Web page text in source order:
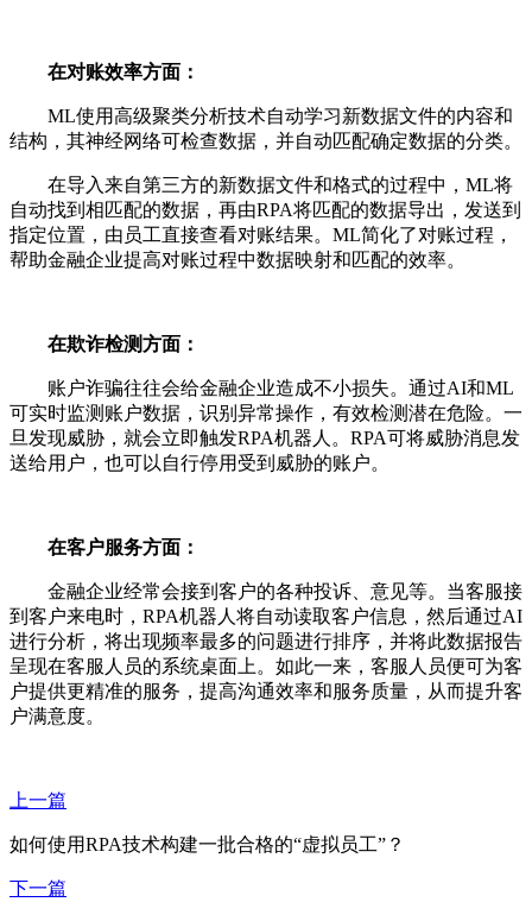
在对账效率方面：
ML使用高级聚类分析技术自动学习新数据文件的内容和
结构，其神经网络可检查数据，并自动匹配确定数据的分类。
在导入来自第三方的新数据文件和格式的过程中，ML将
自动找到相匹配的数据，再由RPA将匹配的数据导出，发送到
指定位置，由员工直接查看对账结果。ML简化了对账过程，
帮助金融企业提高对账过程中数据映射和匹配的效率。
在欺诈检测方面：
账户诈骗往往会给金融企业造成不小损失。通过AI和ML
可实时监测账户数据，识别异常操作，有效检测潜在危险。一
旦发现威胁，就会立即触发RPA机器人。RPA可将威胁消息发
送给用户，也可以自行停用受到威胁的账户。
在客户服务方面：
金融企业经常会接到客户的各种投诉、意见等。当客服接
到客户来电时，RPA机器人将自动读取客户信息，然后通过AI
进行分析，将出现频率最多的问题进行排序，并将此数据报告
呈现在客服人员的系统桌面上。如此一来，客服人员便可为客
户提供更精准的服务，提高沟通效率和服务质量，从而提升客
户满意度。
上一篇
如何使用RPA技术构建一批合格的“虚拟员工”？
下一篇